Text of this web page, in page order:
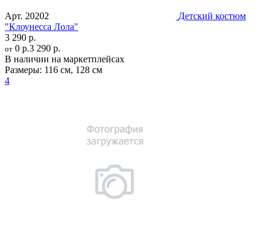
Арт. 20202
Детский костюм
"Клоунесса Лола"
3 290 р.
от 0 р.3 290 р.
В наличии на маркетплейсах
Размеры: 116 см, 128 см
4